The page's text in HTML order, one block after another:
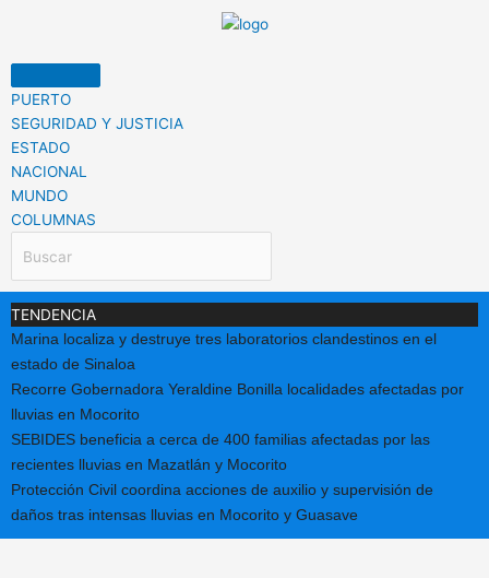
PUERTO
SEGURIDAD Y JUSTICIA
ESTADO
NACIONAL
MUNDO
COLUMNAS
TENDENCIA
Marina localiza y destruye tres laboratorios clandestinos en el
estado de Sinaloa
Recorre Gobernadora Yeraldine Bonilla localidades afectadas por
lluvias en Mocorito
SEBIDES beneficia a cerca de 400 familias afectadas por las
recientes lluvias en Mazatlán y Mocorito
Protección Civil coordina acciones de auxilio y supervisión de
daños tras intensas lluvias en Mocorito y Guasave